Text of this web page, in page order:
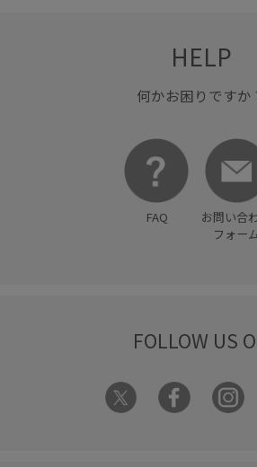
HELP
何かお困りですか
FAQ
お問い合
フォー
FOLLOW US